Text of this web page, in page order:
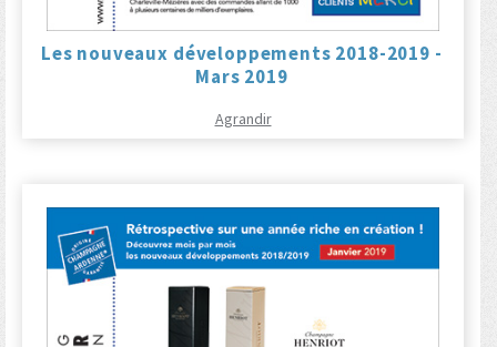
Les nouveaux développements 2018-2019 -
Mars 2019
Agrandir